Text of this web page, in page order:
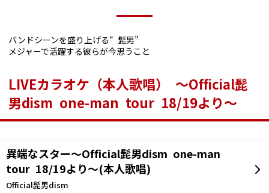
バンドシーンを盛り上げる“ 髭男”
メジャーで活躍する彼らが今思うこと
LIVEカラオケ（本人歌唱） ～Official髭
男dism one-man tour 18/19より～
異端なスター～Official髭男dism one-man
tour 18/19より～(本人歌唱)
Official髭男dism